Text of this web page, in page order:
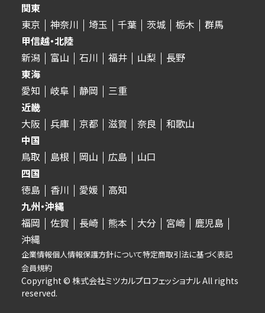
関東
東京
神奈川 埼玉 千葉 茨城 栃木
群馬
甲信越・北陸
新潟
富山 石川 福井 山梨
長野
東海
愛知
岐阜 静岡
三重
近畿
大阪
兵庫 京都 滋賀 奈良
和歌山
中国
鳥取
島根 岡山 広島
山口
四国
徳島
香川 愛媛
高知
九州・沖縄
福岡
佐賀 長崎 熊本 大分 宮崎
鹿児島
沖縄
企業情報個人情報保護方針について特定商取引法に基づく表記
会員規約
Copyright © 株式会社ミツカルプロフェッショナル All rights
reserved.